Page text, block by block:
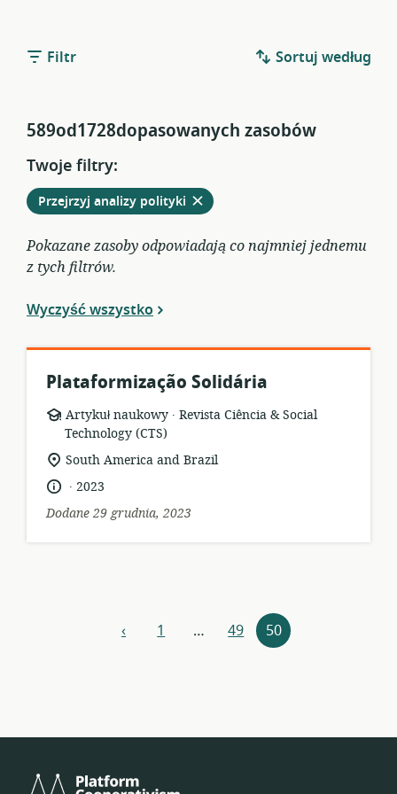
Filtr Sortuj według
589od1728dopasowanych zasobów
Twoje filtry:
Usuń
Przejrzyj analizy polityki
obecnych
filtrów
Pokazane zasoby odpowiadają co najmniej jednemu
z tych filtrów.
Wyczyść wszystko
Plataformização Solidária
format
zasobów:
Artykuł naukowy .
wydawca:
Revista Ciência & Social
Technology (CTS)
istotna
lokalizacja:
South America and Brazil
język:
.
data
opublikowania:
2023
Dodane 29 grudnia, 2023
Nawigacja
‹poprzedni
1 … 49 50